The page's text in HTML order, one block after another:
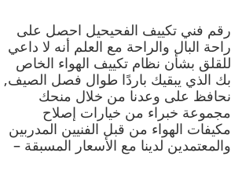
رقم فني تكييف الفحيحيل احصل على
راحة البال والراحة مع العلم أنه لا داعي
للقلق بشأن نظام تكييف الهواء الخاص
بك الذي يبقيك باردًا طوال فصل الصيف,
نحافظ على وعدنا من خلال منحك
مجموعة خبراء من خيارات إصلاح
مكيفات الهواء من قبل الفنيين المدربين
والمعتمدين لدينا مع الأسعار المسبقة –